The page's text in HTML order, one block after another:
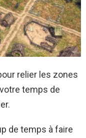
relier les zones
temps de
de temps à faire